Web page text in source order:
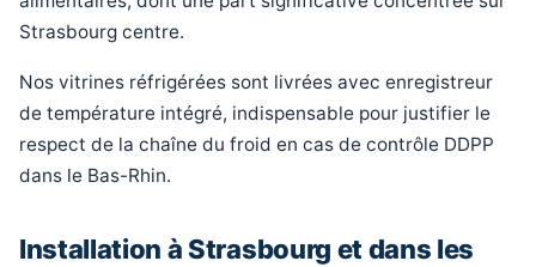
Strasbourg centre.
Nos vitrines réfrigérées sont livrées avec enregistreur
de température intégré, indispensable pour justifier le
respect de la chaîne du froid en cas de contrôle DDPP
dans le Bas-Rhin.
Installation à Strasbourg et dans les